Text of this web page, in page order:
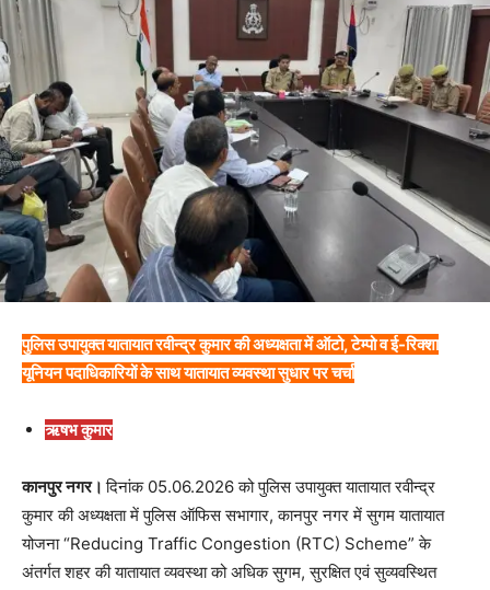
पुलिस उपायुक्त यातायात रवीन्द्र कुमार की अध्यक्षता में ऑटो, टेम्पो व ई-रिक्शा
यूनियन पदाधिकारियों के साथ यातायात व्यवस्था सुधार पर चर्चा
ऋषभ कुमार
कानपुर नगर।दिनांक 05.06.2026 को पुलिस उपायुक्त यातायात रवीन्द्र
कुमार की अध्यक्षता में पुलिस ऑफिस सभागार, कानपुर नगर में सुगम यातायात
योजना “Reducing Traffic Congestion (RTC) Scheme” के
अंतर्गत शहर की यातायात व्यवस्था को अधिक सुगम, सुरक्षित एवं सुव्यवस्थित